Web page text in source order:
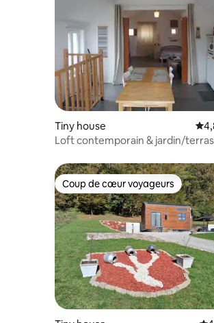
Tiny house
Loft contemporain & jardin/
Coup de cœur voyageurs
Coup de cœur voyageurs